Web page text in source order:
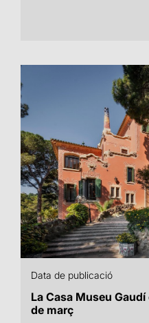
Data de publicació
La Casa Museu
de març